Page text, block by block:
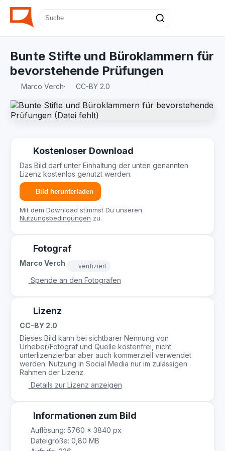
Bunte Stifte und Büroklammern für
bevorstehende Prüfungen
Marco Verch· CC-BY 2.0
Kostenloser Download
Das Bild darf unter Einhaltung der unten genannten
Lizenz kostenlos genutzt werden.
Bild herunterladen
Mit dem Download stimmst Du unseren
Nutzungsbedingungen zu.
Fotograf
Marco Verch verifiziert
Spende an den Fotografen
Lizenz
CC-BY 2.0
Dieses Bild kann bei sichtbarer Nennung von
Urheber/Fotograf und Quelle kostenfrei, nicht
unterlizenzierbar aber auch kommerziell verwendet
werden. Nutzung in Social Media nur im zulässigen
Rahmen der Lizenz.
Details zur Lizenz anzeigen
Informationen zum Bild
Auflösung: 5760 × 3840 px
Dateigröße: 0,80 MB